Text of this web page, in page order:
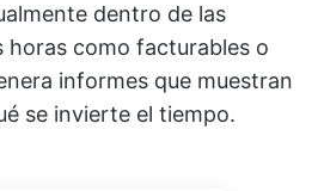
dentro de las
horas como facturables o
informes que muestran
se invierte el tiempo.